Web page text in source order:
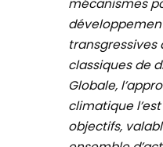
mécanismes
transgressives
classiques de
Globale,
climatique
objectifs,